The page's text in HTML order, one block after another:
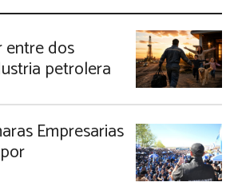
entre dos
petrolera
Empresarias